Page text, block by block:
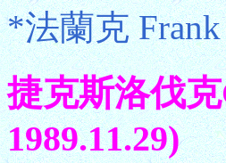
*法蘭克 Frank
捷克斯洛伐
1989.11.29)